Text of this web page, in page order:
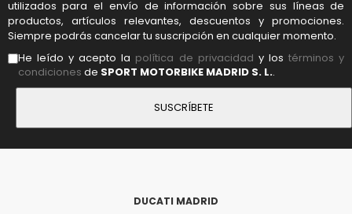
utilizados para el envío de información sobre sus líneas de
productos, artículos relevantes, descuentos y promociones.
Siempre podrás cancelar tu suscripción en cualquier momento.
He leído y acepto la política de privacidad y lostérminos y
condiciones de SPORT MOTORBIKE MADRID S. L..
DUCATI MADRID